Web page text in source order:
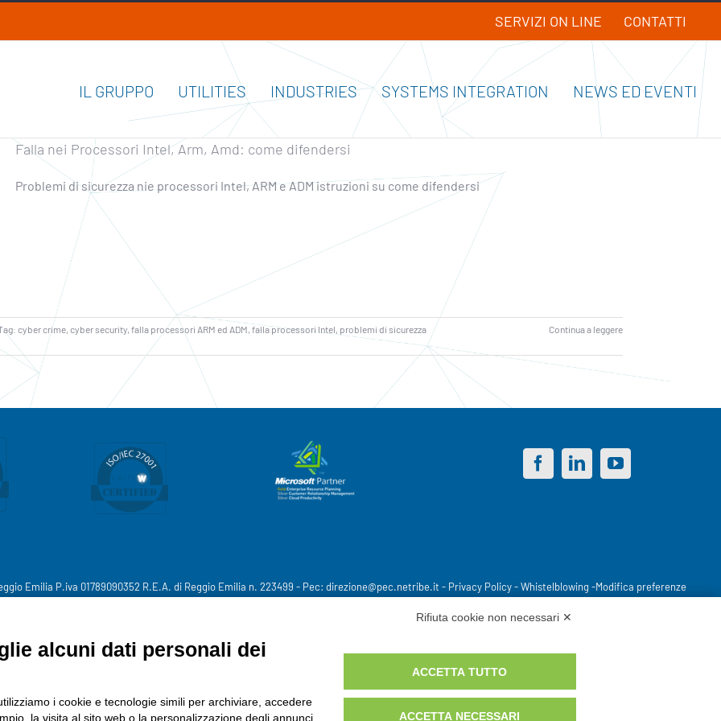
SERVIZI ON LINE CONTATTI
IL GRUPPO UTILITIES INDUSTRIES SYSTEMS INTEGRATION NEWS ED EVENTI
Falla nei Processori Intel, Arm, Amd: come difendersi
Problemi di sicurezza nie processori Intel, ARM e ADM istruzioni su come difendersi
cyber crime, cyber security, falla processori ARM ed ADM, falla processori Intel, problemi di sicurezza
Continua a leggere
Emilia P.iva 01789090352 R.E.A. di Reggio Emilia n. 223499 - Pec: direzione@pec.netribe.it - Privacy Policy-Whistelblowing -Modifica preferenze
Rifiuta cookie non necessari ✕
alcuni dati personali dei
i cookie e tecnologie simili per archiviare, accedere
la visita al sito web o la personalizzazione degli annunci.
ACCETTA TUTTO
ACCETTA NECESSARI